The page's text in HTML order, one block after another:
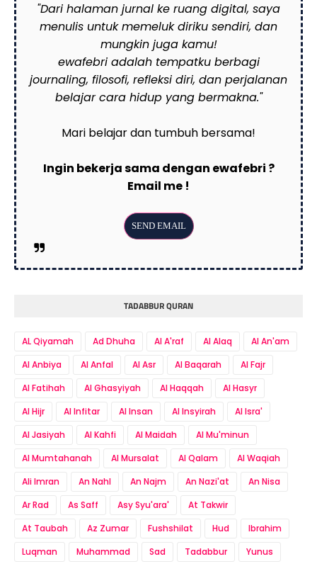
"Dari halaman jurnal ke ruang digital, saya
menulis untuk memeluk diriku sendiri, dan
mungkin juga kamu!
ewafebri adalah tempatku berbagi
journaling, filosofi, refleksi diri, dan perjalanan
belajar cara hidup yang bermakna."
Mari belajar dan tumbuh bersama!
Ingin bekerja sama dengan ewafebri ?
Email me !
TADABBUR QURAN
AL Qiyamah Ad Dhuha Al A'raf Al Alaq
Al An'am
Al Anbiya
Al Anfal Al Asr Al Baqarah
Al Fajr
Al Fatihah
Al Ghasyiyah Al Haqqah
Al Hasyr
Al Hijr
Al Infitar Al Insan Al Insyirah
Al Isra'
Al Jasiyah
Al Kahfi Al Maidah
Al Mu'minun
Al Mumtahanah
Al Mursalat Al Qalam
Al Waqiah
Ali Imran
An Nahl An Najm An Nazi'at
An Nisa
Ar Rad
As Saff Asy Syu'ara'
At Takwir
At Taubah
Az Zumar Fushshilat Hud
Ibrahim
Luqman
Muhammad Sad Tadabbur Yunus